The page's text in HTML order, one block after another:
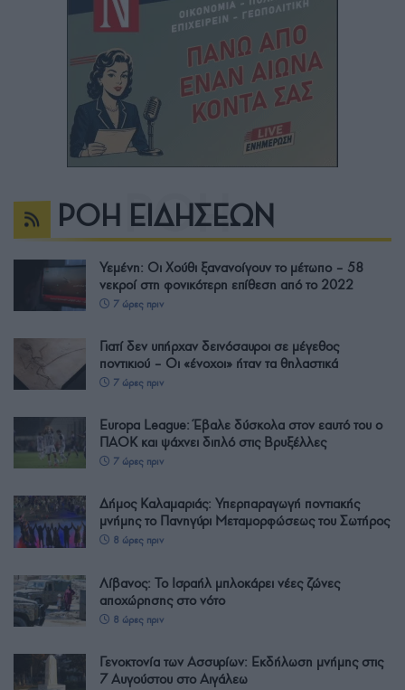
ΡΟΗ ΕΙΔΗΣΕΩΝ
Υεμένη: Οι Χούθι ξανανοίγουν το μέτωπο – 58
νεκροί στη φονικότερη επίθεση από το 2022
7 ώρες πριν
Γιατί δεν υπήρχαν δεινόσαυροι σε μέγεθος
ποντικιού – Οι «ένοχοι» ήταν τα θηλαστικά
7 ώρες πριν
Europa League: Έβαλε δύσκολα στον εαυτό του ο
ΠΑΟΚ και ψάχνει διπλό στις Βρυξέλλες
7 ώρες πριν
Δήμος Καλαμαριάς: Υπερπαραγωγή ποντιακής
μνήμης το Πανηγύρι Μεταμορφώσεως του Σωτήρος
8 ώρες πριν
Λίβανος: Το Ισραήλ μπλοκάρει νέες ζώνες
αποχώρησης στο νότο
8 ώρες πριν
Γενοκτονία των Ασσυρίων: Εκδήλωση μνήμης στις
7 Αυγούστου στο Αιγάλεω